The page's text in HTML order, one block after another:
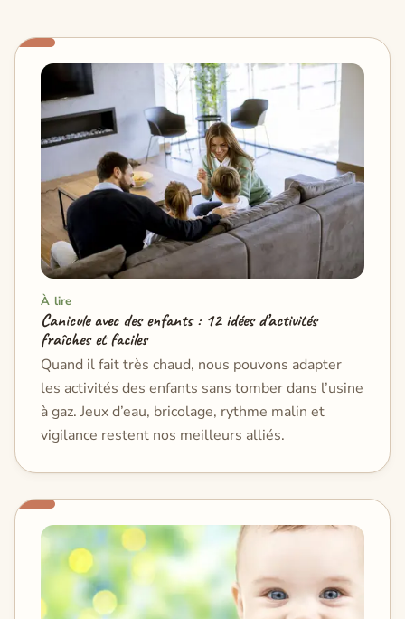
À lire
Canicule avec des enfants : 12 idées d’activités
fraîches et faciles
Quand il fait très chaud, nous pouvons adapter
les activités des enfants sans tomber dans l’usine
à gaz. Jeux d’eau, bricolage, rythme malin et
vigilance restent nos meilleurs alliés.